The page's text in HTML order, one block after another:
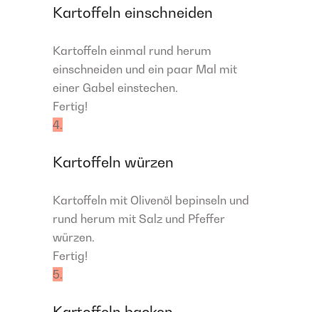
Kartoffeln einschneiden
Kartoffeln einmal rund herum
einschneiden und ein paar Mal mit
einer Gabel einstechen.
Fertig!
4.
Kartoffeln würzen
Kartoffeln mit Olivenöl bepinseln und
rund herum mit Salz und Pfeffer
würzen.
Fertig!
5.